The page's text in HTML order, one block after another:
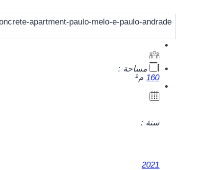
مساحة :
160 م²
سنة :
2021